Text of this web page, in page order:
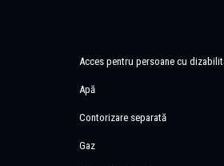
Acces pentru persoane cu
Apă
Contorizare separată
Gaz